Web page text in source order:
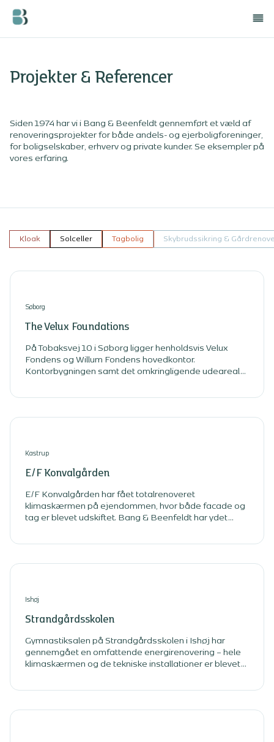
Projekter & Referencer
Siden 1974 har vi i Bang & Beenfeldt gennemført et væld af
renoveringsprojekter for både andels- og ejerboligforeninger,
for boligselskaber, erhverv og private kunder. Se eksempler på
vores erfaring.
Kloak Solceller Tagbolig Skybrudssikring &
Søborg
The Velux Foundations
På Tobaksvej 10 i Søborg ligger henholdsvis Velux
Fondens og Willum Fondens hovedkontor.
Kontorbygningen samt det omkringligende udeareal
tilknyttet projektet som totalrådgiver, og stået for
Kastrup
E/F Konvalgården
E/F Konvalgården har fået totalrenoveret
klimaskærmen på ejendommen, hvor både facade og
tag er blevet udskiftet. Bang & Beenfeldt har ydet
Ishøj
Strandgårdsskolen
Gymnastiksalen på Strandgårdsskolen i Ishøj har
gennemgået en omfattende energirenovering – hele
klimaskærmen og de tekniske installationer er blevet